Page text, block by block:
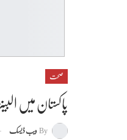
صحت
پاکستان میں
By ویب ڈیسک